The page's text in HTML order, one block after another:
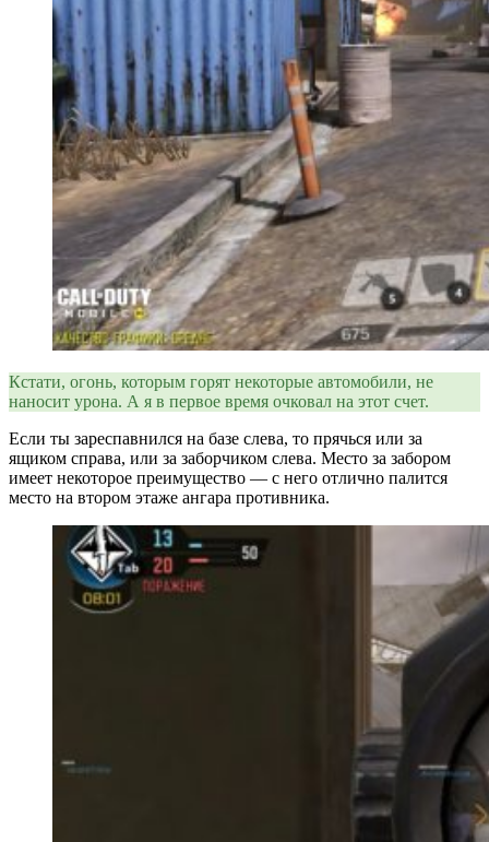
Кстати, огонь, которым горят некоторые автомобили, не
наносит урона. А я в первое время очковал на этот счет.
Если ты зареспавнился на базе слева, то прячься или за
ящиком справа, или за заборчиком слева. Место за забором
имеет некоторое преимущество — с него отлично палится
место на втором этаже ангара противника.